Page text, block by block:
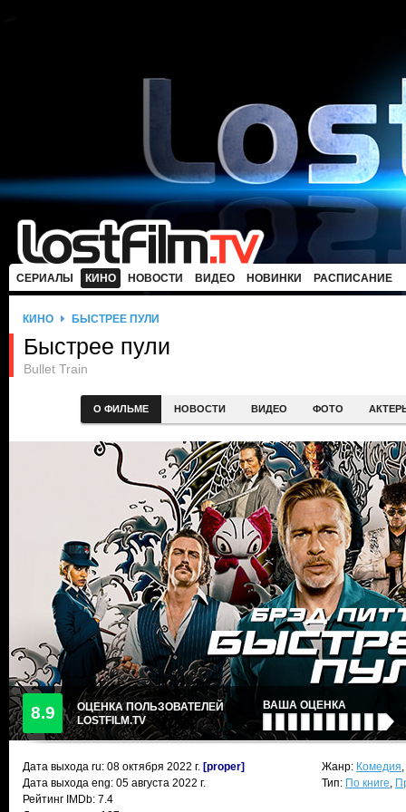
СЕРИАЛЫ КИНО НОВОСТИ ВИДЕО НОВИНКИ РАСПИСАНИЕ
КИНО БЫСТРЕЕ ПУЛИ
Быстрее пули
Bullet Train
О ФИЛЬМЕ НОВОСТИ ВИДЕО ФОТО
8.9
ОЦЕНКА ПОЛЬЗОВАТЕЛЕЙ
LOSTFILM.TV
ВАША ОЦЕНКА
Дата выхода ru: 08 октября 2022 г. [proper]
Дата выхода eng: 05 августа 2022 г.
Рейтинг IMDb: 7.4
Жанр: Комедия,
Тип: По книге,